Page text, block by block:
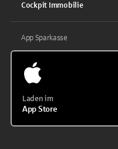
Cockpit Immobilie
App Sparkasse
Laden im
App Store